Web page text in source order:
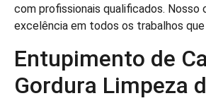
com profissionais qualificados. Nosso
excelência em todos os trabalhos
Entupimento de
Gordura Limpeza